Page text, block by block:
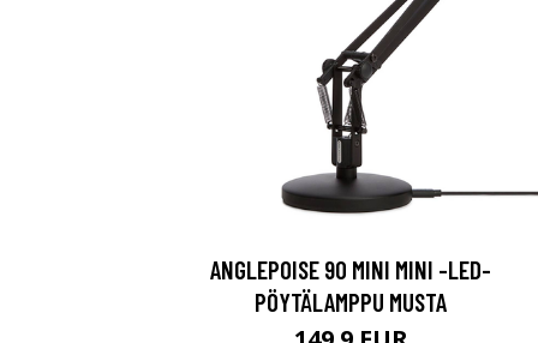
ANGLEPOISE 90 MINI MINI -LED-
PÖYTÄLAMPPU MUSTA